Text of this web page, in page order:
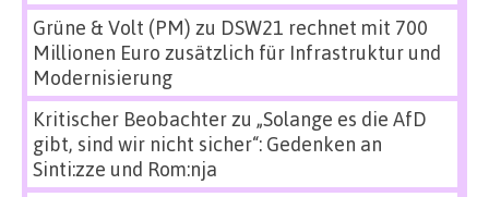
Grüne & Volt (PM) zu DSW21 rechnet mit 700
Millionen Euro zusätzlich für Infrastruktur und
Modernisierung
Kritischer Beobachterzu „Solange es die AfD
gibt, sind wir nicht sicher“: Gedenken an
Sinti:zze und Rom:nja